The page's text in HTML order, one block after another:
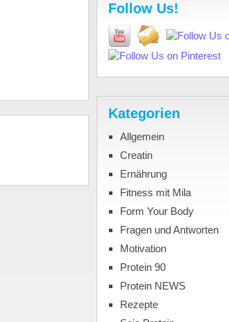
Follow Us!
Kategorien
Allgemein
Creatin
Ernährung
Fitness mit Mila
Form Your Body
Fragen und Antworten
Motivation
Protein 90
Protein NEWS
Rezepte